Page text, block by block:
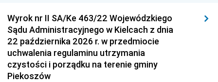
Wyrok nr II SA/Ke 463/22 Wojewódzkiego
Sądu Administracyjnego w Kielcach z dnia
22 października 2026 r. w przedmiocie
uchwalenia regulaminu utrzymania
czystości i porządku na terenie gminy
Piekoszów